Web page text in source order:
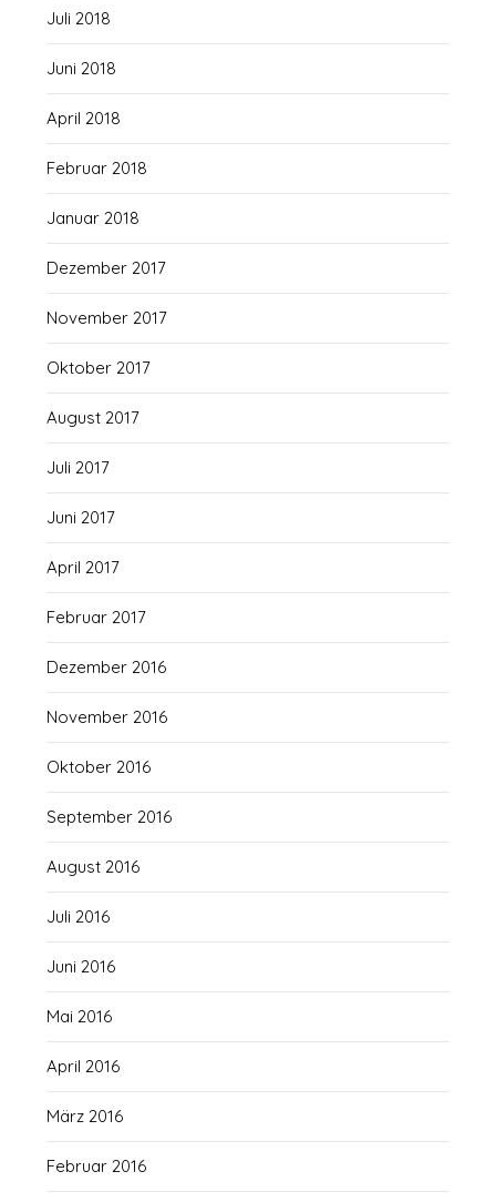
Juli 2018
Juni 2018
April 2018
Februar 2018
Januar 2018
Dezember 2017
November 2017
Oktober 2017
August 2017
Juli 2017
Juni 2017
April 2017
Februar 2017
Dezember 2016
November 2016
Oktober 2016
September 2016
August 2016
Juli 2016
Juni 2016
Mai 2016
April 2016
März 2016
Februar 2016